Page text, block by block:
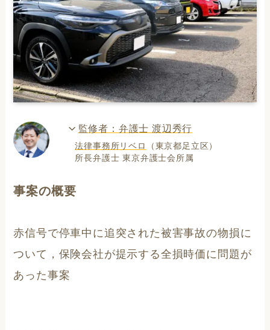
監修者：弁護士 渡辺秀行
法律事務所リベロ
（東京都足立区）
所長弁護士 東京弁護士会所属
事案の概要
赤信号で停車中に追突された被害事故の物損に
ついて，保険会社が提示する全損時価に問題が
あった事案